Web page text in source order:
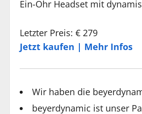
Ein-Ohr Headset mit
Letzter Preis: € 279
Jetzt kaufen | Mehr Infos
Wir haben die
beyerdynamic ist unser